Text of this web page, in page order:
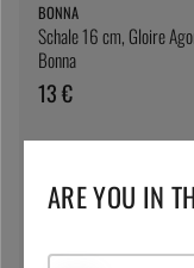
BONNA
Schale 16 cm, Gloire
Bonna
13 €
ARE YOU IN